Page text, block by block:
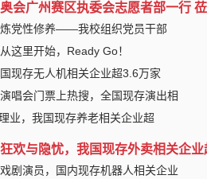
会广州赛区执委会志愿者部一行 莅
党性修养——我校组织党员干部
这里开始，Ready Go！
现存无人机相关企业超3.6万家
唱会门票上热搜，全国现存演出相
业，我国现存养老相关企业超
欢与隐忧，我国现存外卖相关企业
剧演员，国内现存机器人相关企业